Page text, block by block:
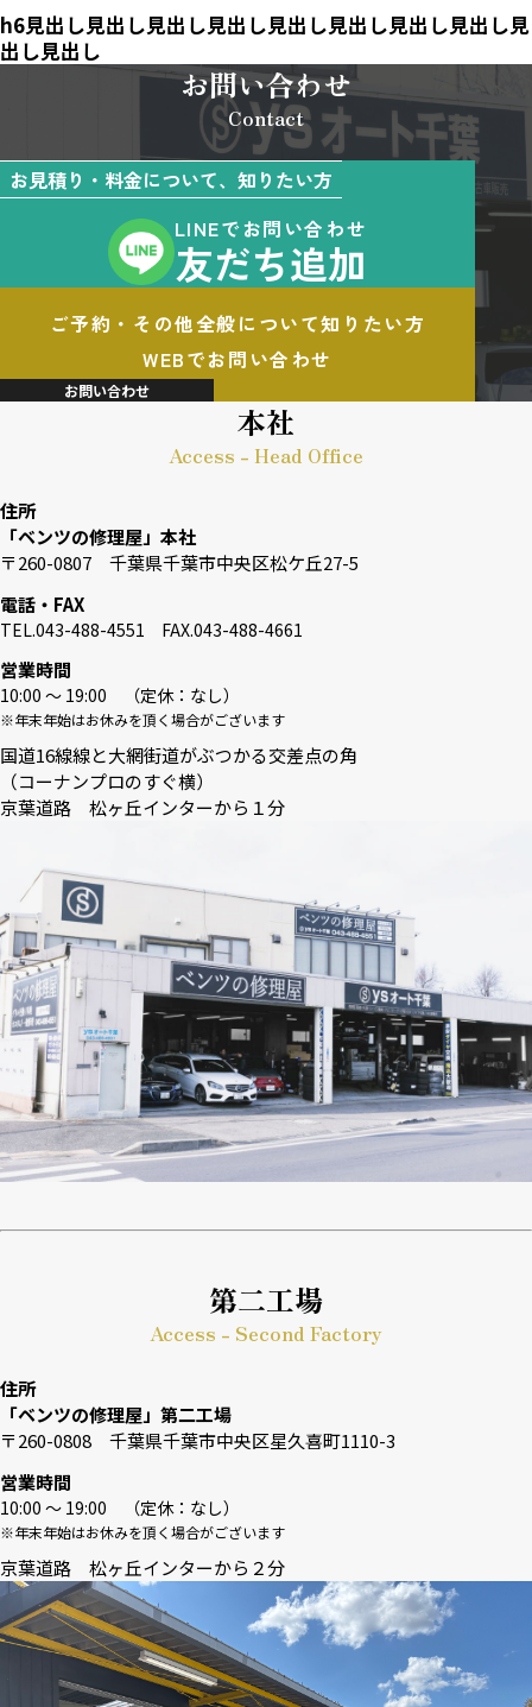
h6見出し見出し見出し見出し見出し見出し見出し見出し見
出し見出し
お問い合わせ
Contact
お見積り・料金について、知りたい方
LINEでお問い合わせ
友だち追加
ご予約・その他全般について知りたい方
WEBでお問い合わせ
お問い合わせ
本社
Access - Head Office
住所
「ベンツの修理屋」本社
〒260-0807 千葉県千葉市中央区松ケ丘27-5
電話・FAX
TEL.043-488-4551 FAX.043-488-4661
営業時間
10:00 〜 19:00 （定休：なし）
※年末年始はお休みを頂く場合がございます
国道16線線と大網街道がぶつかる交差点の角
（コーナンプロのすぐ横）
京葉道路 松ヶ丘インターから１分
第二工場
Access - Second Factory
住所
「ベンツの修理屋」第二工場
〒260-0808 千葉県千葉市中央区星久喜町1110-3
営業時間
10:00 〜 19:00 （定休：なし）
※年末年始はお休みを頂く場合がございます
京葉道路 松ヶ丘インターから２分